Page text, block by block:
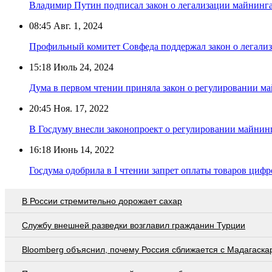
Владимир Путин подписал закон о легализации
08:45 Авг. 1, 2024
Профильный комитет Совфеда поддержал закон о
15:18 Июль 24, 2024
Дума в первом чтении приняла закон о регулировании
20:45 Ноя. 17, 2022
В Госдуму внесли законопроект о регулировании
16:18 Июнь 14, 2022
Госдума одобрила в I чтении запрет оплаты товаров
В России стремительно дорожает сахар
Службу внешней разведки возглавил гражданин Турции
Bloomberg объяснил, почему Россия сближается с